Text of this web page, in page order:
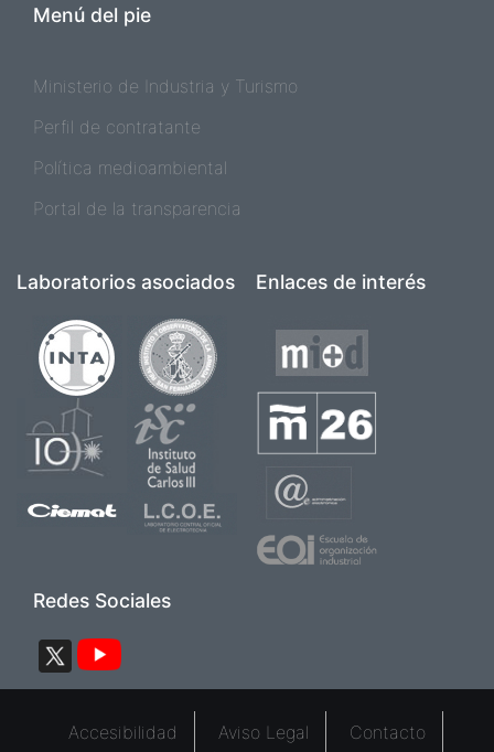
Menú del pie
Ministerio de Industria y Turismo
Perfil de contratante
Política medioambiental
Portal de la transparencia
Laboratorios asociados
Imagen Imagen
Imagen Imagen
Imagen Imagen
Enlaces de interés
Imagen
Imagen
Imagen
Imagen
Redes Sociales
ImagenImagen
Accesibilidad Aviso Legal
Contacto